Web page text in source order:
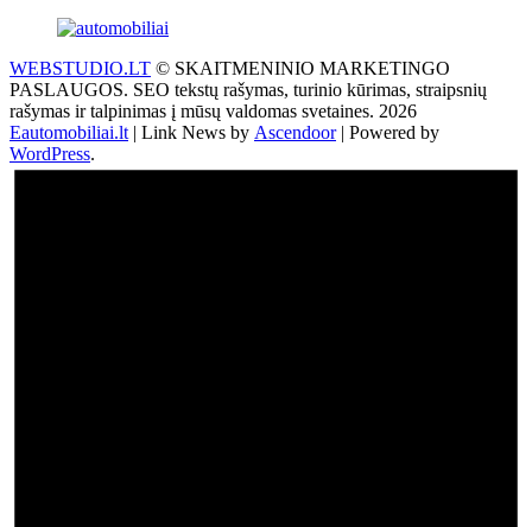
WEBSTUDIO.LT © SKAITMENINIO MARKETINGO
PASLAUGOS. SEO tekstų rašymas, turinio kūrimas, straipsnių
rašymas ir talpinimas į mūsų valdomas svetaines. 2026
Eautomobiliai.lt | Link News by Ascendoor| Powered by
WordPress.